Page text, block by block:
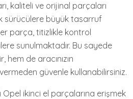
kaliteli ve orijinal parçaları
sürücülere büyük tasarruf
parça, titizlikle kontrol
sunulmaktadır. Bu sayede
de aracınızın
güvenle kullanabilirsiniz.
Opel ikinci el parçalarına erişmek